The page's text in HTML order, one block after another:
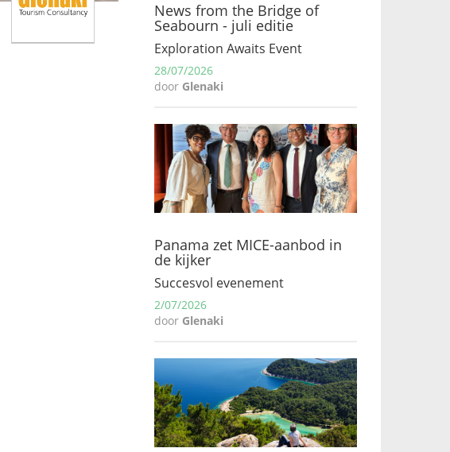
News from the Bridge of
Seabourn - juli editie
Exploration Awaits Event
28/07/2026
door Glenaki
Panama zet MICE-aanbod in
de kijker
Succesvol evenement
2/07/2026
door Glenaki